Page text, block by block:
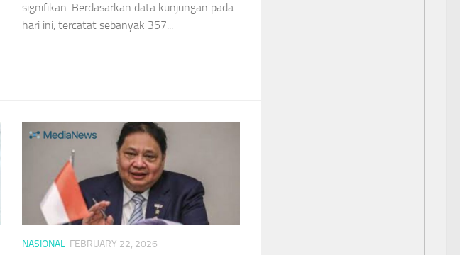
signifikan. Berdasarkan data kunjungan pada
hari ini, tercatat sebanyak 357...
NASIONAL FEBRUARY 22, 2026